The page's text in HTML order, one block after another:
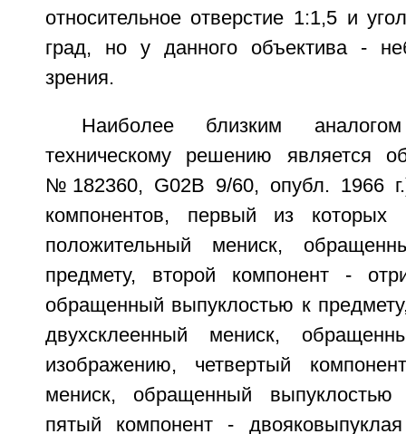
относительное отверстие 1:1,5 и
град, но у данного объектива -
зрения.
Наиболее близким
техническому решению является
№182360, G02В 9/60, опубл. 1966
компонентов, первый из
положительный мениск,
предмету, второй компонент -
обращенный выпуклостью к
двухсклеенный мениск,
изображению, четвертый
мениск, обращенный
пятый компонент -